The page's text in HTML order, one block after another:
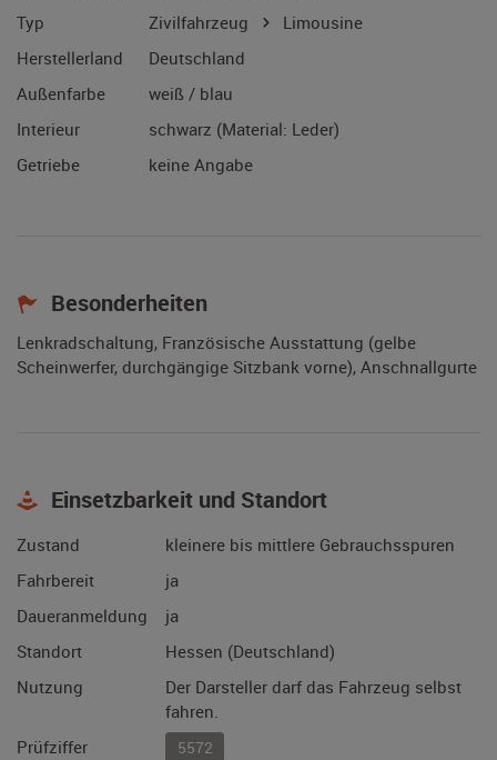
Typ
Zivilfahrzeug
Limousine
Herstellerland
Deutschland
Außenfarbe
weiß / blau
Interieur
schwarz (Material: Leder)
Getriebe
keine Angabe
Besonderheiten
Lenkradschaltung, Französische Ausstattung (gelbe
Scheinwerfer, durchgängige Sitzbank vorne), Anschnallgurte
Einsetzbarkeit und Standort
Zustand
kleinere bis mittlere Gebrauchsspuren
Fahrbereit
ja
Daueranmeldung
ja
Standort
Hessen (Deutschland)
Nutzung
Der Darsteller darf das Fahrzeug selbst
fahren.
Prüfziffer
5572